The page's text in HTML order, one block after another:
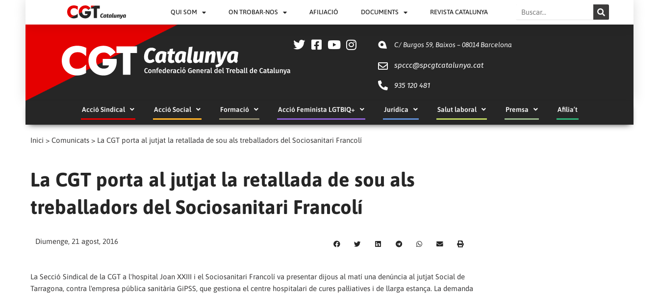
QUI SOM ON TROBAR-NOS AFILIACIÓ DOCUMENTS REVISTA CATALUNYA Search
C/ Burgos 59, Baixos – 08014 Barcelona
spccc@spcgtcatalunya.cat
935 120 481
Acció Sindical Acció Social Formació Acció Feminista LGTBIQ+ Jurídica Salut laboral Premsa Afilia’t
Inici > Comunicats > La CGT porta al jutjat la retallada de sou als treballadors del Sociosanitari Francolí
La CGT porta al jutjat la retallada de sou als
treballadors del Sociosanitari Francolí
Diumenge, 21 agost, 2016
La Secció Sindical de la CGT a l'hospital Joan XXIII i el Sociosanitari Francolí va presentar dijous al matí una denúncia al jutjat Social de
Tarragona, contra l'empresa pública sanitària GiPSS, que gestiona el centre hospitalari de cures pal·liatives i de llarga estança. La demanda